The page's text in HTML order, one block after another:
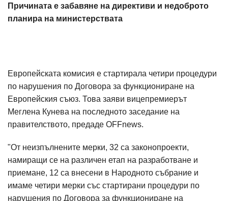
Причината е забавяне на директиви и недоброто
планира на министерствата
Европейската комисия е стартирала четири процедури
по нарушения по Договора за функциониране на
Европейския съюз. Това заяви вицепремиерът
Меглена Кунева на последното заседание на
правителството, предаде OFFnews.
"От неизпълнените мерки, 32 са законопроекти,
намиращи се на различен етап на разработване и
приемане, 12 са внесени в Народното събрание и
имаме четири мерки със стартирани процедури по
нарушения по Договора за функциониране на